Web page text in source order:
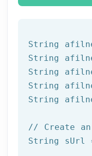
String
String
String
String
String
// Create an
String sUrl